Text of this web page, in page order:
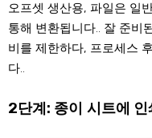
오프셋 생산용, 파일은 일
통해 변환됩니다.. 잘 준비
비를 제한하다, 프로세스
다..
2단계: 종이 시트에 인